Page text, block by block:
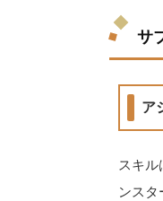
サ
ア
スキ
ンスタ